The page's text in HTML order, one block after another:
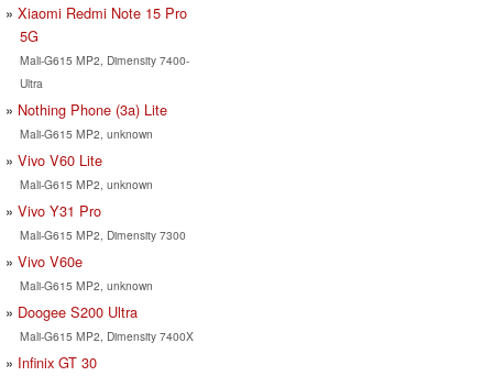
Xiaomi Redmi Note 15 Pro
5G
Mali-G615 MP2, Dimensity 7400-
Ultra
Nothing Phone (3a) Lite
Mali-G615 MP2, unknown
Vivo V60 Lite
Mali-G615 MP2, unknown
Vivo Y31 Pro
Mali-G615 MP2, Dimensity 7300
Vivo V60e
Mali-G615 MP2, unknown
Doogee S200 Ultra
Mali-G615 MP2, Dimensity 7400X
Infinix GT 30